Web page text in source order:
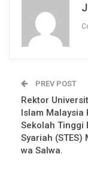
PREV POST
Rektor
Islam Malaysia
Sekolah Tinggi
Syariah (STES)
wa Salwa.